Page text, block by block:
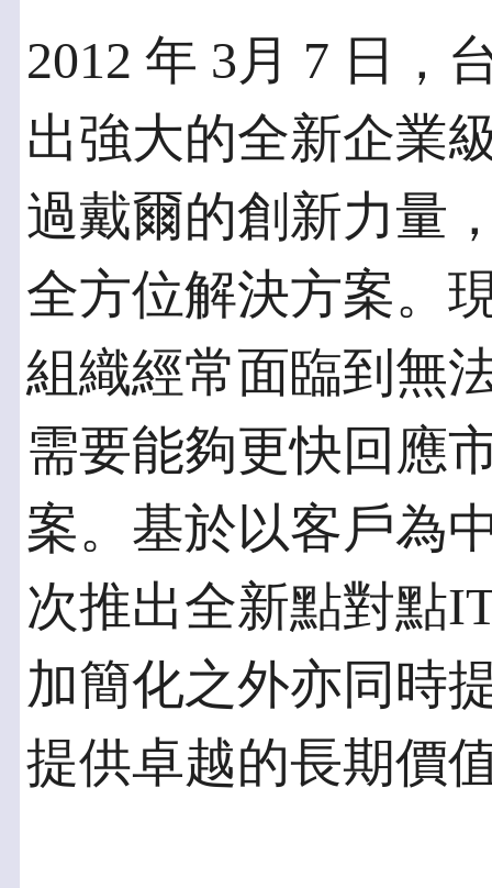
2012 年 3月 7 日，
出強大的全新企業
過戴爾的創新力量
全方位解決方案。
組織經常面臨到無
需要能夠更快回應
案。基於以客戶為
次推出全新點對點
加簡化之外亦同時
提供卓越的長期價